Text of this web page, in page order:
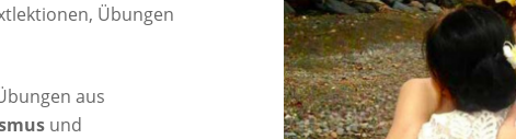
Übungen
aus
und